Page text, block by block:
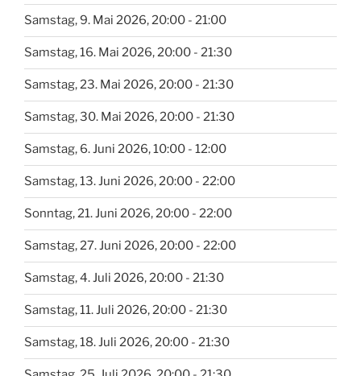
Samstag, 9. Mai 2026, 20:00 - 21:00
Samstag, 16. Mai 2026, 20:00 - 21:30
Samstag, 23. Mai 2026, 20:00 - 21:30
Samstag, 30. Mai 2026, 20:00 - 21:30
Samstag, 6. Juni 2026, 10:00 - 12:00
Samstag, 13. Juni 2026, 20:00 - 22:00
Sonntag, 21. Juni 2026, 20:00 - 22:00
Samstag, 27. Juni 2026, 20:00 - 22:00
Samstag, 4. Juli 2026, 20:00 - 21:30
Samstag, 11. Juli 2026, 20:00 - 21:30
Samstag, 18. Juli 2026, 20:00 - 21:30